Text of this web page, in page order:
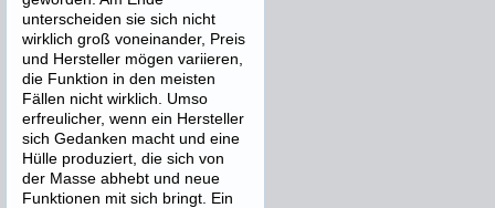
unterscheiden sie sich nicht
wirklich groß voneinander, Preis
und Hersteller mögen variieren,
die Funktion in den meisten
Fällen nicht wirklich. Umso
erfreulicher, wenn ein Hersteller
sich Gedanken macht und eine
Hülle produziert, die sich von
der Masse abhebt und neue
Funktionen mit sich bringt. Ein